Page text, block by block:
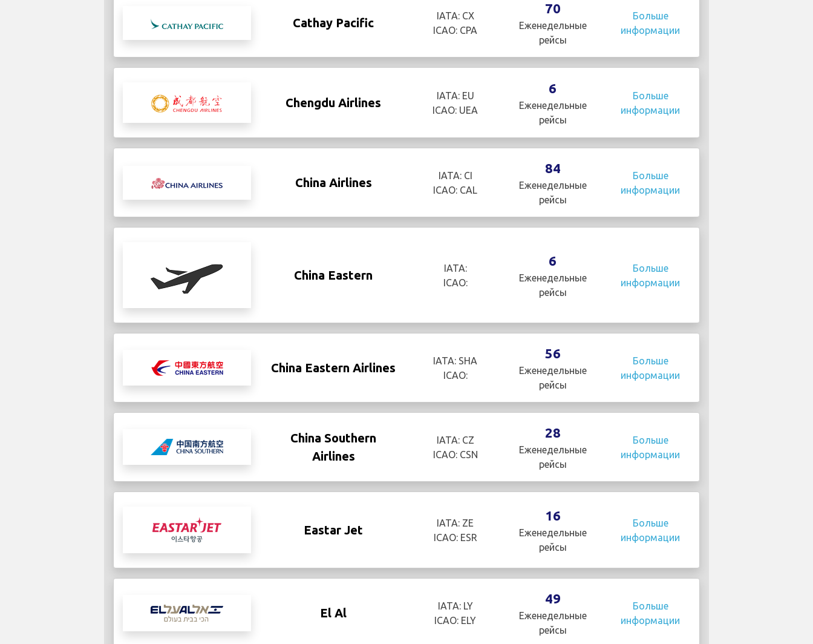
Cathay Pacific
IATA: CX
ICAO: CPA
70
Еженедельные
рейсы
Больше
информации
Chengdu Airlines
IATA: EU
ICAO: UEA
6
Еженедельные
рейсы
Больше
информации
China Airlines
IATA: CI
ICAO: CAL
84
Еженедельные
рейсы
Больше
информации
China Eastern
IATA:
ICAO:
6
Еженедельные
рейсы
Больше
информации
China Eastern Airlines
IATA: SHA
ICAO:
56
Еженедельные
рейсы
Больше
информации
China Southern
Airlines
IATA: CZ
ICAO: CSN
28
Еженедельные
рейсы
Больше
информации
Eastar Jet
IATA: ZE
ICAO: ESR
16
Еженедельные
рейсы
Больше
информации
El Al
IATA: LY
ICAO: ELY
49
Еженедельные
рейсы
Больше
информации